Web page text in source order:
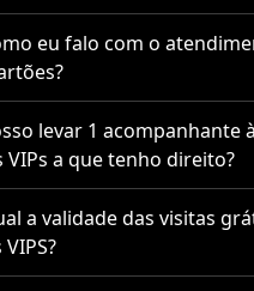
eu falo com o
levar 1 acompanhante
VIPs a que tenho direito?
a validade das visitas